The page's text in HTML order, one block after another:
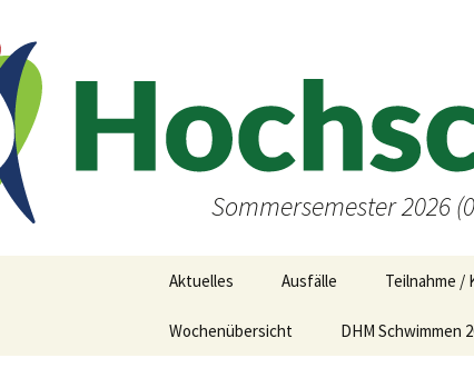
Inhalt
springen
Sommersemester 2026
Aktuelles Ausfälle Teilnahme /
Wochenübersicht DHM Schwimmen